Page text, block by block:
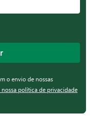
o envio de nossas
nossa política de privacidade